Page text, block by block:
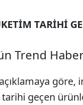
TARİHİ
Trend
göre,
geçen